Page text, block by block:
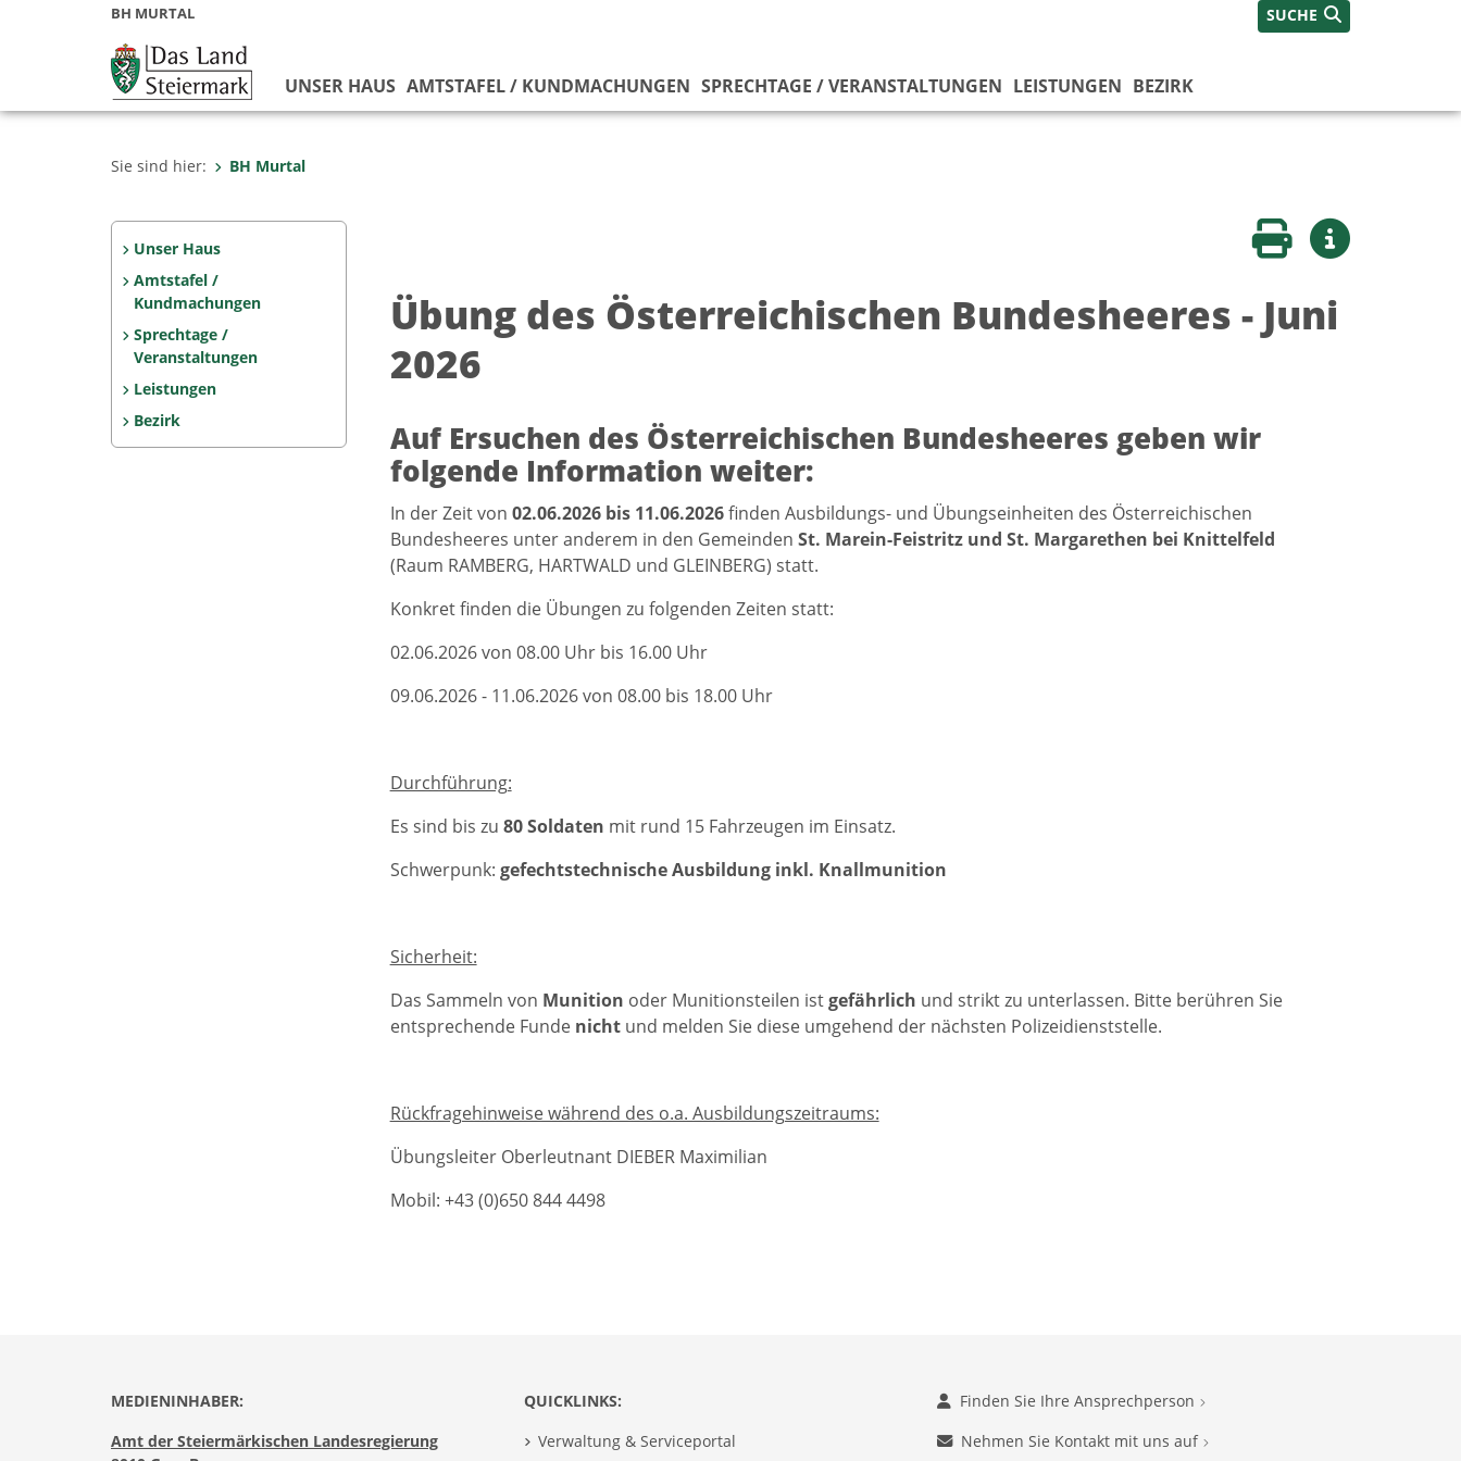
BH MURTAL SUCHE
UNSER HAUS AMTSTAFEL / KUNDMACHUNGEN SPRECHTAGE / VERANSTALTUNGEN LEISTUNGEN BEZIRK
Sie sind hier: BH Murtal
Unser Haus
Amtstafel /
Kundmachungen
Sprechtage /
Veranstaltungen
Leistungen
Bezirk
Seite druckenWeitere Infos
Übung des Österreichischen Bundesheeres - Juni
2026
Auf Ersuchen des Österreichischen Bundesheeres geben wir
folgende Information weiter:
In der Zeit von 02.06.2026 bis 11.06.2026finden Ausbildungs- und Übungseinheiten des Österreichischen
Bundesheeres unter anderem in den Gemeinden St. Marein-Feistritz und St. Margarethen bei Knittelfeld
(Raum RAMBERG, HARTWALD und GLEINBERG) statt.
Konkret finden die Übungen zu folgenden Zeiten statt:
02.06.2026 von 08.00 Uhr bis 16.00 Uhr
09.06.2026 - 11.06.2026 von 08.00 bis 18.00 Uhr
Durchführung:
Es sind bis zu 80 Soldaten mit rund 15 Fahrzeugen im Einsatz.
Schwerpunk: gefechtstechnische Ausbildung inkl. Knallmunition
Sicherheit:
Das Sammeln von Munition oder Munitionsteilen istgefährlich und strikt zu unterlassen. Bitte berühren Sie
entsprechende Funde nichtund melden Sie diese umgehend der nächsten Polizeidienststelle.
Rückfragehinweise während des o.a. Ausbildungszeitraums:
Übungsleiter Oberleutnant DIEBER Maximilian
Mobil: +43 (0)650 844 4498
MEDIENINHABER:
Amt der Steiermärkischen Landesregierung
QUICKLINKS:
Verwaltung & Serviceportal
Finden Sie Ihre Ansprechperson
Nehmen Sie Kontakt mit uns auf